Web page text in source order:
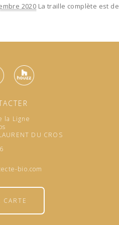
2020 La traille complète est de
la Ligne
DU CROS
bio.com